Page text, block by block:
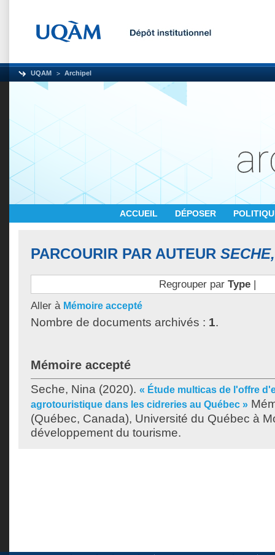
UQAM Archipel
ACCUEIL DÉPOSER
PARCOURIR PAR AUTEUR
Regrouper par Type|
Aller à Mémoire accepté
Nombre de documents archivés : 1.
Mémoire accepté
Seche, Nina (2020). « Étude multicas de l'offre
agrotouristique dans les cidreries au Québec »
(Québec, Canada), Université du Québec à
développement du tourisme.